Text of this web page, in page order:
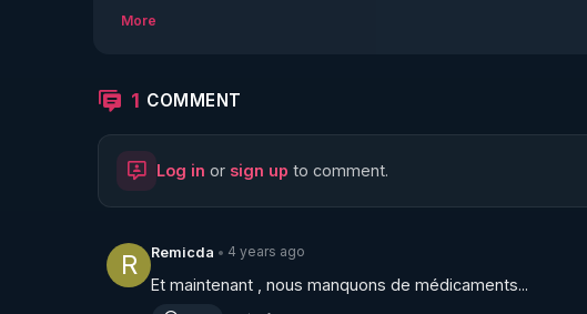
https://odysee.com/@freddolemotard:d/COVIDIUS_x264:1
More
1 COMMENT
Log in or sign up to comment.
R Remicda • 4 years ago
Et maintenant , nous manquons de médicaments...